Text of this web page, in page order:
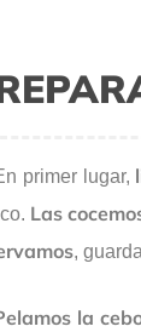
primer lugar,
Las
,
la